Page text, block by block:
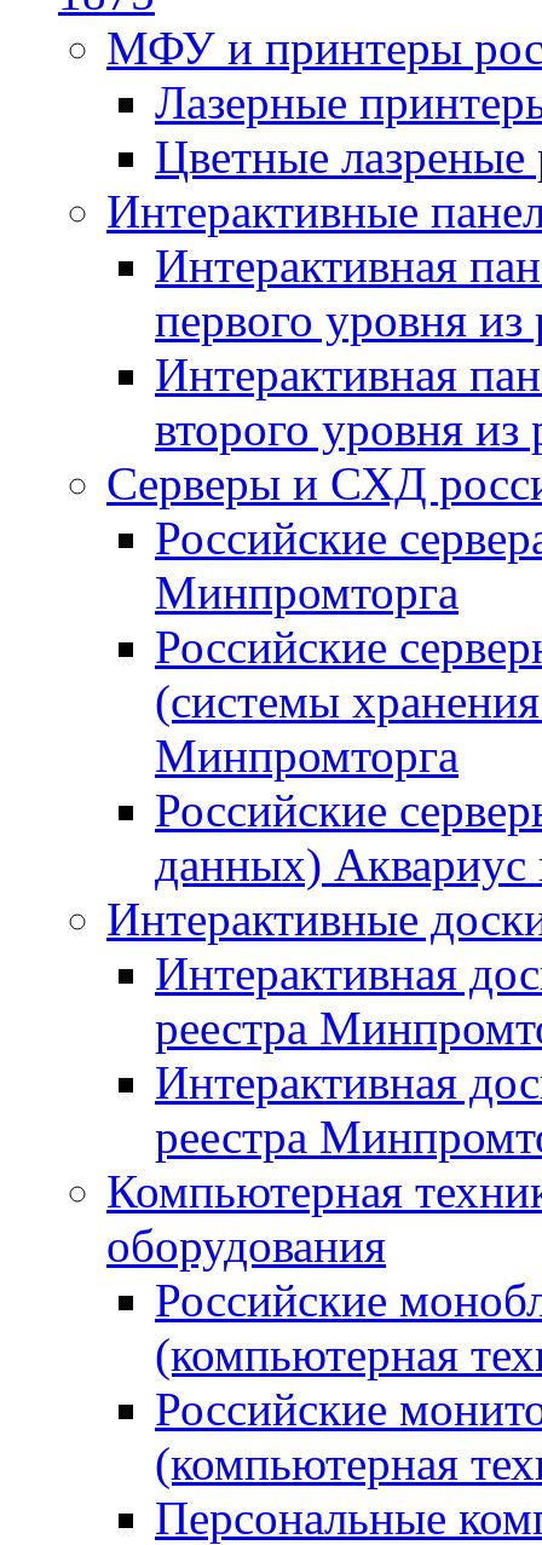
МФУ и принтеры
Лазерные
Цветные
Интерактивные
Интерактивная
первого уровня
Интерактивная
второго уровня
Серверы и СХД
Российские
Минпромторга
Российские
(системы
Минпромторга
Российские
данных) Аквариус
Интерактивные
Интерактивная
реестра
Интерактивная
реестра
Компьютерная
оборудования
Российские
(компьютерная
Российские
(компьютерная
Персональные